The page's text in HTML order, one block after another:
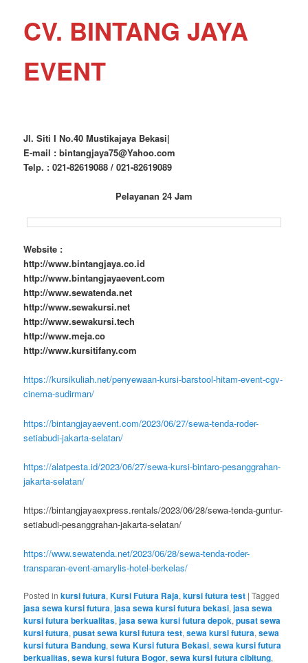
CV. BINTANG JAYA
EVENT
Jl. Siti I No.40 Mustikajaya Bekasi|
E-mail : bintangjaya75@Yahoo.com
Telp. : 021-82619088 / 021-82619089
Pelayanan 24 Jam
Website :
http://www.bintangjaya.co.id
http://www.bintangjayaevent.com
http://www.sewatenda.net
http://www.sewakursi.net
http://www.sewakursi.tech
http://www.meja.co
http://www.kursitifany.com
https://kursikuliah.net/penyewaan-kursi-barstool-hitam-event-cgv-
cinema-sudirman/
https://bintangjayaevent.com/2023/06/27/sewa-tenda-roder-
setiabudi-jakarta-selatan/
https://alatpesta.id/2023/06/27/sewa-kursi-bintaro-pesanggrahan-
jakarta-selatan/
https://bintangjayaexpress.rentals/2023/06/28/sewa-tenda-guntur-
setiabudi-pesanggrahan-jakarta-selatan/
https://www.sewatenda.net/2023/06/28/sewa-tenda-roder-
transparan-event-amarylis-hotel-berkelas/
Posted in kursi futura,Kursi Futura Raja,kursi futura test |Tagged
jasa sewa kursi futura,jasa sewa kursi futura bekasi,jasa sewa
kursi futura berkualitas,jasa sewa kursi futura depok,pusat sewa
kursi futura,pusat sewa kursi futura test,sewa kursi futura,sewa
kursi futura Bandung,sewa Kursi futura Bekasi,sewa kursi futura
berkualitas,sewa kursi futura Bogor,sewa kursi futura cibitung,